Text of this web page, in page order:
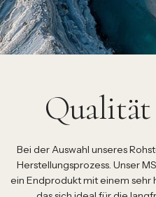
Qualität
Bei der Auswahl unseres
Herstellungsprozess. Unser
ein Endprodukt mit einem sehr